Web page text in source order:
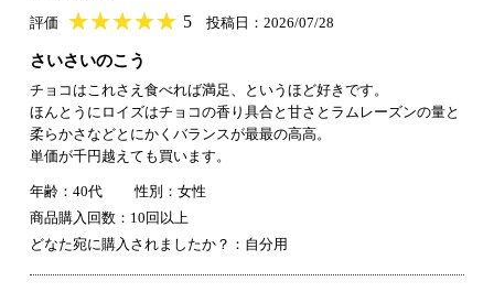
評価 ★★★★★
★★★★★ 5 投稿日：2026/07/28
さいさいのこう
チョコはこれさえ食べれば満足、というほど好きです。
ほんとうにロイズはチョコの香り具合と甘さとラムレーズンの量と
柔らかさなどとにかくバランスが最最の高高。
単価が千円越えても買います。
年齢：40代
性別：女性
商品購入回数：10回以上
どなた宛に購入されましたか？：自分用